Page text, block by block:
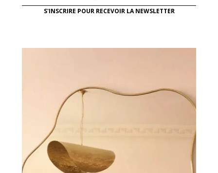
S'INSCRIRE POUR RECEVOIR LA NEWSLETTER